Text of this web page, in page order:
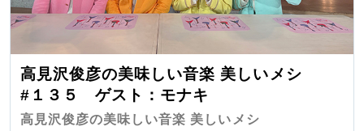
高見沢俊彦の美味しい音楽 美しいメシ
#１３５ ゲスト：モナキ
高見沢俊彦の美味しい音楽 美しいメシ